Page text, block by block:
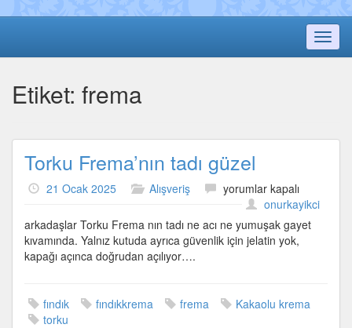
Etiket: frema
Torku Frema’nın tadı güzel
21 Ocak 2025 Alışveriş
Torku
Frema’nın
tadı
güzel
için
yorumlar kapalı
onurkayikci
arkadaşlar Torku Frema nın tadı ne acı ne yumuşak gayet
kıvamında. Yalnız kutuda ayrıca güvenlik için jelatin yok,
kapağı açınca doğrudan açılıyor….
fındık fındıkkrema frema
Kakaolu krema
torku